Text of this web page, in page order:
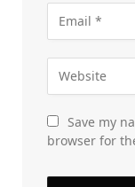
Save my
browser for